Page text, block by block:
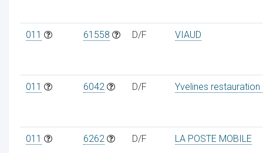
011 61558 D/F VIAUD
011 6042 D/F Yvelines restauration
011 6262 D/F LA POSTE MOBILE